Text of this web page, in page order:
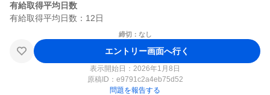
有給取得平均日数
締切：なし
エントリー画面へ行く
表示開始日：2026年1月8日
原稿ID： e9791c2a4eb75d52
問題を報告する